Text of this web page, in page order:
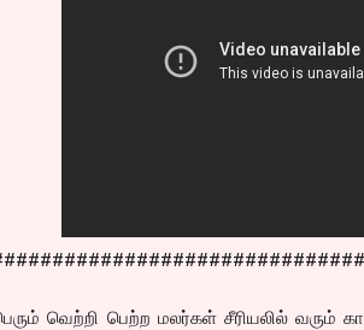
வெற்றி பெற்ற மலர்கள் சீரியலில் வரும்